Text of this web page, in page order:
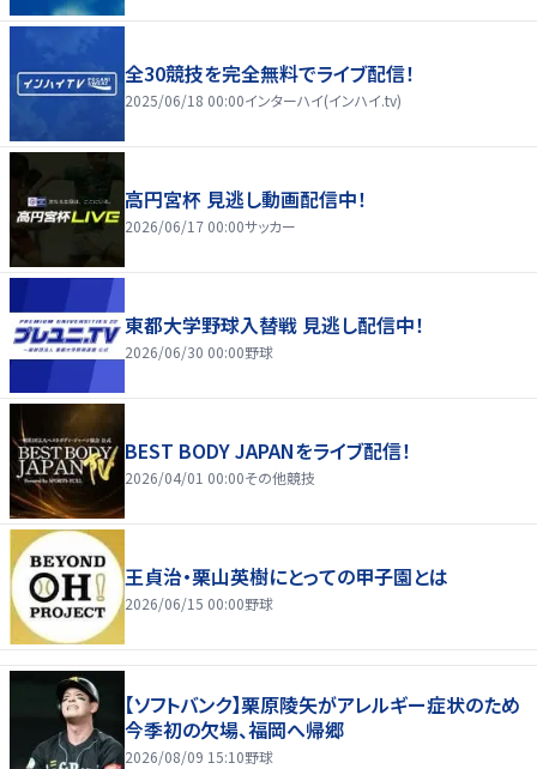
全30競技を完全無料でライブ配信！
2025/06/18 00:00インターハイ(インハイ.tv)
高円宮杯 見逃し動画配信中！
2026/06/17 00:00サッカー
東都大学野球入替戦 見逃し配信中！
2026/06/30 00:00野球
BEST BODY JAPANをライブ配信！
2026/04/01 00:00その他競技
王貞治・栗山英樹にとっての甲子園とは
2026/06/15 00:00野球
【ソフトバンク】栗原陵矢がアレルギー症状のため
今季初の欠場、福岡へ帰郷
2026/08/09 15:10野球